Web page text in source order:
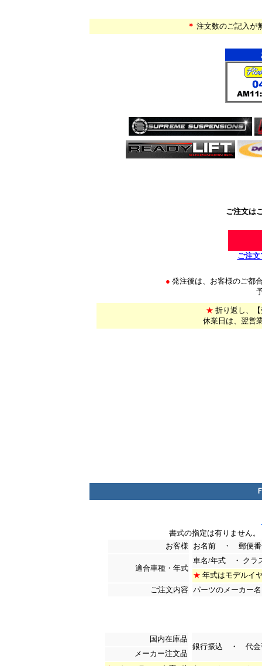
＊ 注文数のご記入が
ご注文は
ご注
● 発注後は、お客様のご都
予
★ 折り返し、
休業日は、翌営
書式の指定は有りません
お客様
お名前 ・ 郵便
適合車種・年式
車名/年式 ・ クラ
★ 年式はモデルイ
ご注文内容 パーツのメーカ
国内在庫品
銀行振込 ・ 代金
メーカー注文品